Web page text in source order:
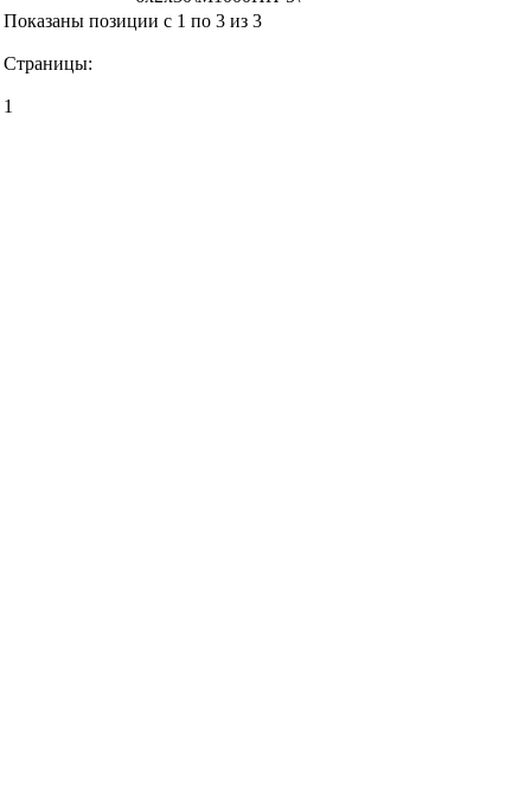
Показаны позиции с 1 по 3 из 3
Страницы:
1